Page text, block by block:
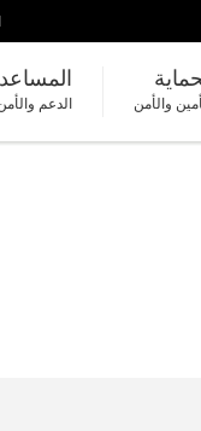
والأمن الدعم